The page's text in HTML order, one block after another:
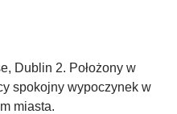
Dublin 2. Położony w
spokojny wypoczynek w
miasta.